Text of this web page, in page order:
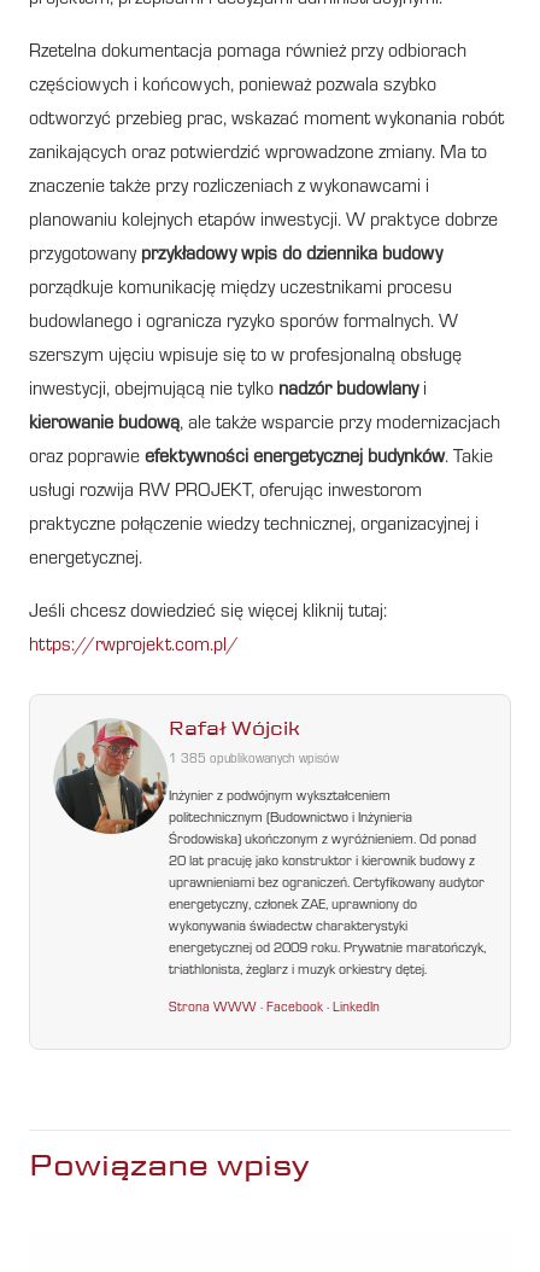
Rzetelna dokumentacja pomaga również przy odbiorach
częściowych i końcowych, ponieważ pozwala szybko
odtworzyć przebieg prac, wskazać moment wykonania robót
zanikających oraz potwierdzić wprowadzone zmiany. Ma to
znaczenie także przy rozliczeniach z wykonawcami i
planowaniu kolejnych etapów inwestycji. W praktyce dobrze
przygotowany przykładowy wpis do dziennika budowy
porządkuje komunikację między uczestnikami procesu
budowlanego i ogranicza ryzyko sporów formalnych. W
szerszym ujęciu wpisuje się to w profesjonalną obsługę
inwestycji, obejmującą nie tylko nadzór budowlanyi
kierowanie budową, ale także wsparcie przy modernizacjach
oraz poprawie efektywności energetycznej budynków. Takie
usługi rozwija RW PROJEKT, oferując inwestorom
praktyczne połączenie wiedzy technicznej, organizacyjnej i
energetycznej.
Jeśli chcesz dowiedzieć się więcej kliknij tutaj:
https://rwprojekt.com.pl/
Rafał Wójcik
1 385 opublikowanych wpisów
Inżynier z podwójnym wykształceniem
politechnicznym (Budownictwo i Inżynieria
Środowiska) ukończonym z wyróżnieniem. Od ponad
20 lat pracuję jako konstruktor i kierownik budowy z
uprawnieniami bez ograniczeń. Certyfikowany audytor
energetyczny, członek ZAE, uprawniony do
wykonywania świadectw charakterystyki
energetycznej od 2009 roku. Prywatnie maratończyk,
triathlonista, żeglarz i muzyk orkiestry dętej.
Strona WWW ·Facebook ·LinkedIn
Powiązane wpisy